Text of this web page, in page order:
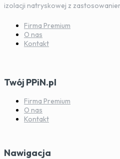
izolacji natryskowej z
Firma Premium
O nas
Kontakt
Twój PPiN.pl
Firma Premium
O nas
Kontakt
Nawigacja